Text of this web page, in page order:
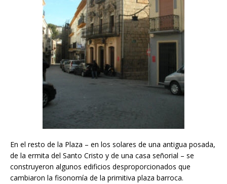
En el resto de la Plaza – en los solares de una antigua posada,
de la ermita del Santo Cristo y de una casa señorial – se
construyeron algunos edificios desproporcionados que
cambiaron la fisonomía de la primitiva plaza barroca.